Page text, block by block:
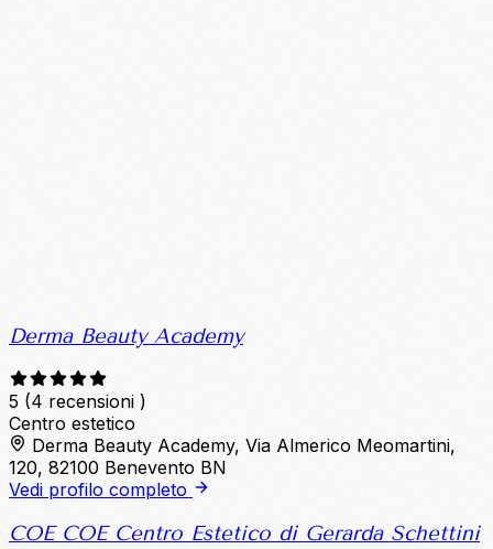
Derma Beauty Academy
5 (4 recensioni )
Centro estetico
Derma Beauty Academy, Via Almerico Meomartini,
120, 82100 Benevento BN
Vedi profilo completo
COE COE Centro Estetico di Gerarda Schettini